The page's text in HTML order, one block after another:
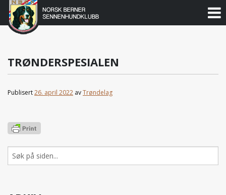
Gå
Norsk
Berner
Sennenhundklubb
TRØNDERSPESIALEN
Publisert26. april 2022 avTrøndelag
Søk